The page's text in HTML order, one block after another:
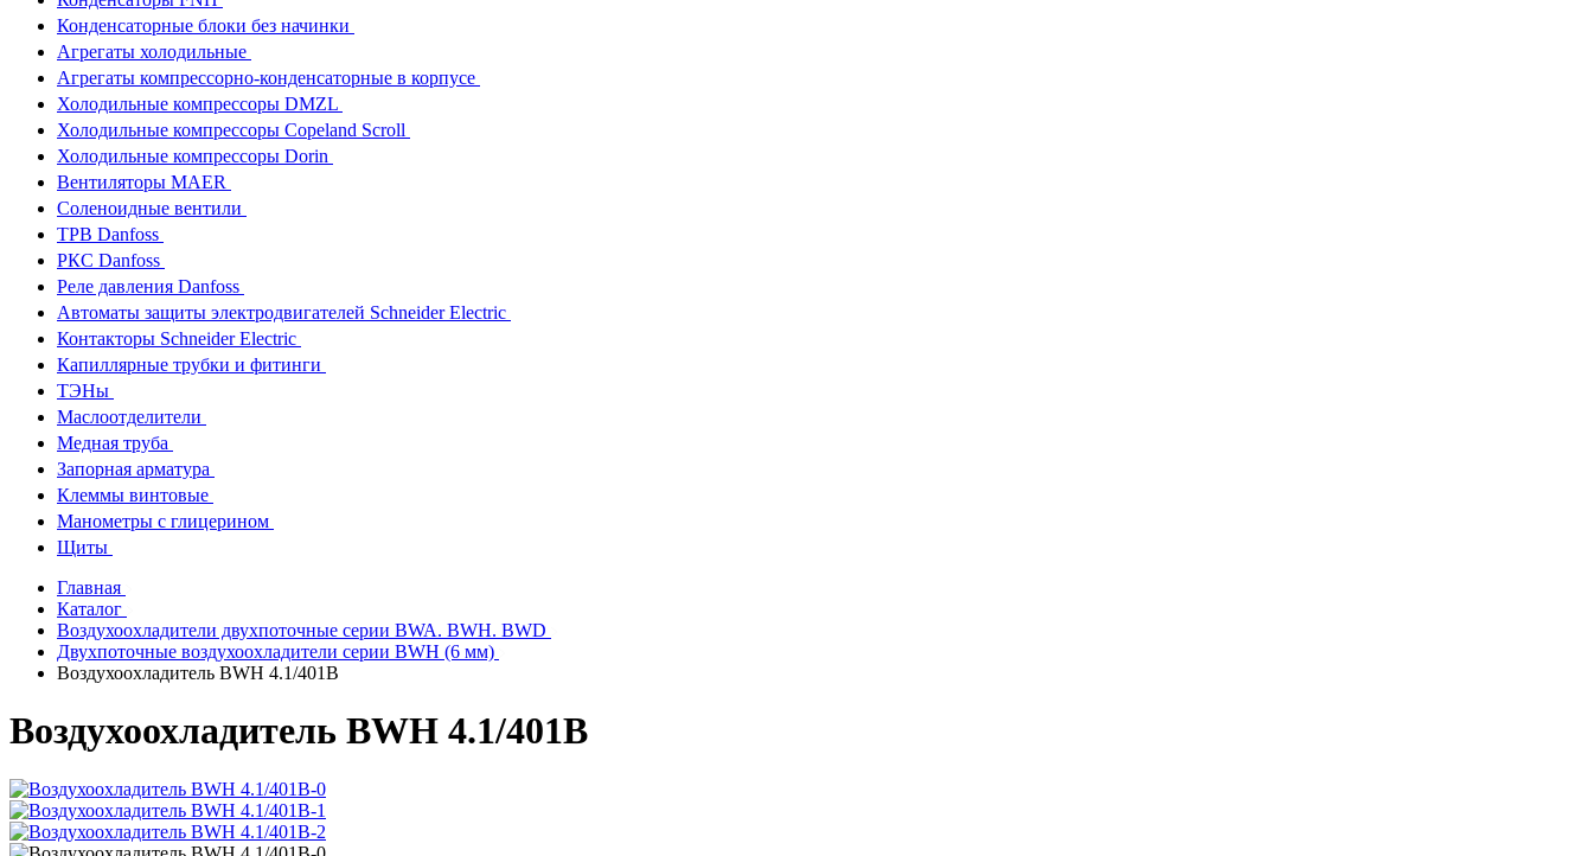
Конденсаторные блоки без начинки
Агрегаты холодильные
Агрегаты компрессорно-конденсаторные в корпусе
Холодильные компрессоры DMZL
Холодильные компрессоры Copeland Scroll
Холодильные компрессоры Dorin
Вентиляторы MAER
Соленоидные вентили
ТРВ Danfoss
РКС Danfoss
Реле давления Danfoss
Автоматы защиты электродвигателей Schneider Electric
Контакторы Schneider Electric
Капиллярные трубки и фитинги
ТЭНы
Маслоотделители
Медная труба
Запорная арматура
Клеммы винтовые
Манометры с глицерином
Щиты
Главная
Каталог
Воздухоохладители двухпоточные серии BWA. BWH. BWD
Двухпоточные воздухоохладители серии BWH (6 мм)
Воздухоохладитель BWH 4.1/401B
Воздухоохладитель BWH 4.1/401B